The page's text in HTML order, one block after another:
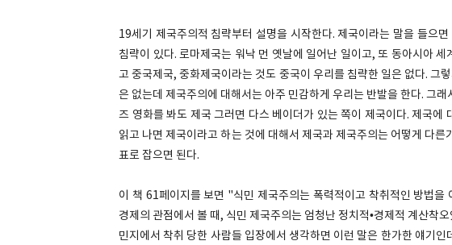
19세기 제국주의적 침략부터 설명을 시작한다. 제국이라는 말을 들으
침략이 있다. 로마제국는 워낙 먼 옛날에 일어난 일이고, 또 동아시아
고 중국제국, 중화제국이라는 것도 중국이 우리를 침략한 일은 없다. 그
은 없는데 제국주의에 대해서는 아주 민감하게 우리는 반발을 한다. 그
즈 영화를 봐도 제국 그러면 다스 베이더가 있는 쪽이 제국이다. 제국에
읽고 나면 제국이라고 하는 것에 대해서 제국과 제국주의는 어떻게 다
표로 잡으면 된다.
이 책 61페이지를 보면 "식민 제국주의는 폭력적이고 착취적인 방법을
경제의 관점에서 볼 때, 식민 제국주의는 엄청난 정치적•경제적 계산착
민지에서 착취 당한 사람들 입장에서 생각하면 이런 말은 한가한 얘기